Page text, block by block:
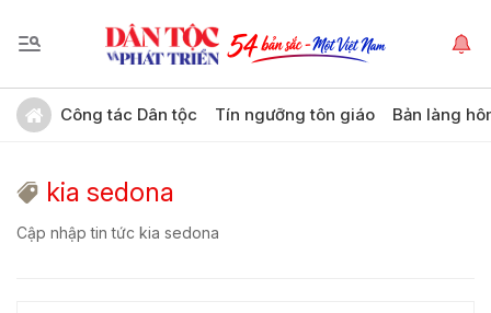
Công tác Dân tộc Tín ngưỡng tôn giáo Bản làng
kia sedona
Cập nhập tin tức kia sedona